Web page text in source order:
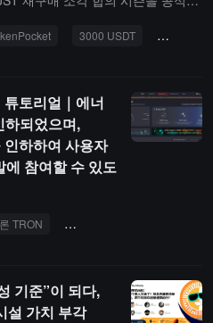
활동을 출시했으며, 총 상금 풀
생태계 가치 증가를 도울 수 있습니
3000 USDT JST
토리얼｜에너
하되었으며,
하하여 사용자
에 참여할 수 있도
TRON TRON 에코
기준”이 되다,
설 가치 부각